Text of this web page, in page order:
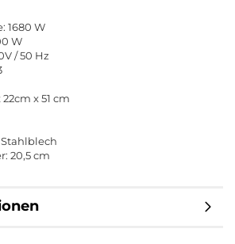
1680 W
W
/ 50 Hz
x 51 cm
20,5 cm